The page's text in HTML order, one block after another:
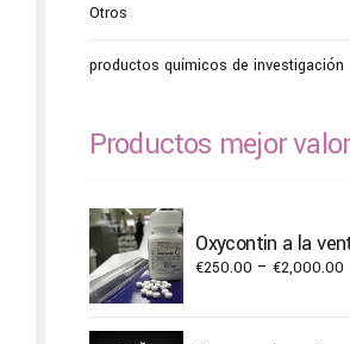
Otros
productos químicos de investigación
Productos mejor
Oxycontin a la
€250.00 – €2,000.00